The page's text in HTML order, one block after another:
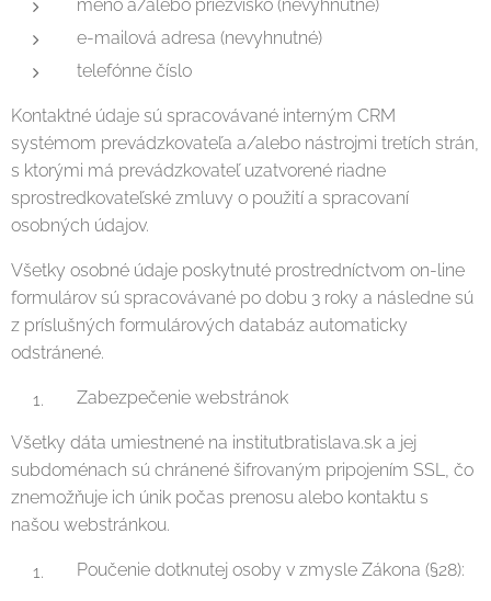
meno a/alebo priezvisko (nevyhnutné)
e-mailová adresa (nevyhnutné)
telefónne číslo
Kontaktné údaje sú spracovávané interným CRM
systémom prevádzkovateľa a/alebo nástrojmi tretích strán,
s ktorými má prevádzkovateľ uzatvorené riadne
sprostredkovateľské zmluvy o použití a spracovaní
osobných údajov.
Všetky osobné údaje poskytnuté prostredníctvom on-line
formulárov sú spracovávané po dobu 3 roky a následne sú
z príslušných formulárových databáz automaticky
odstránené.
Zabezpečenie webstránok
Všetky dáta umiestnené na institutbratislava.sk a jej
subdoménach sú chránené šifrovaným pripojením SSL, čo
znemožňuje ich únik počas prenosu alebo kontaktu s
našou webstránkou.
Poučenie dotknutej osoby v zmysle Zákona (§28):